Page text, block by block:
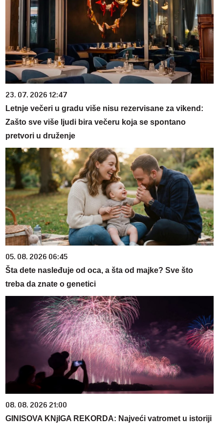
23. 07. 2026 12:47
Letnje večeri u gradu više nisu rezervisane za vikend:
Zašto sve više ljudi bira večeru koja se spontano
pretvori u druženje
05. 08. 2026 06:45
Šta dete nasleđuje od oca, a šta od majke? Sve što
treba da znate o genetici
08. 08. 2026 21:00
GINISOVA KNjIGA REKORDA: Najveći vatromet u istoriji